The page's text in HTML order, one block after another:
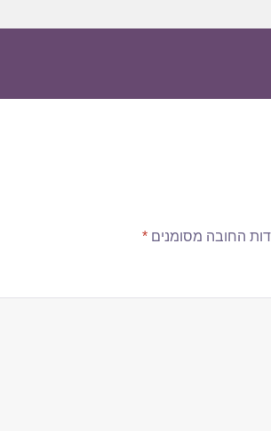
החובה מסומנים*